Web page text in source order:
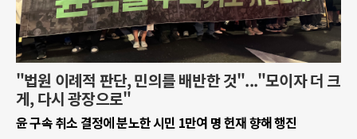
"법원 이례적 판단, 민의를 배반한 것"..."모이자 더 크
게, 다시 광장으로"
윤 구속 취소 결정에 분노한 시민 1만여 명 헌재 향해 행진